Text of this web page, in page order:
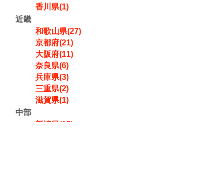
香川県(1)
近畿
和歌山県(27)
京都府(21)
大阪府(11)
奈良県(6)
兵庫県(3)
三重県(2)
滋賀県(1)
中部
新潟県(35)